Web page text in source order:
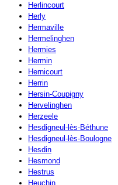
Herlincourt
Herly
Hermaville
Hermelinghen
Hermies
Hermin
Hernicourt
Herrin
Hersin-Coupigny
Hervelinghen
Herzeele
Hesdigneul-lès-Béthune
Hesdigneul-lès-Boulogne
Hesdin
Hesmond
Hestrus
Heuchin